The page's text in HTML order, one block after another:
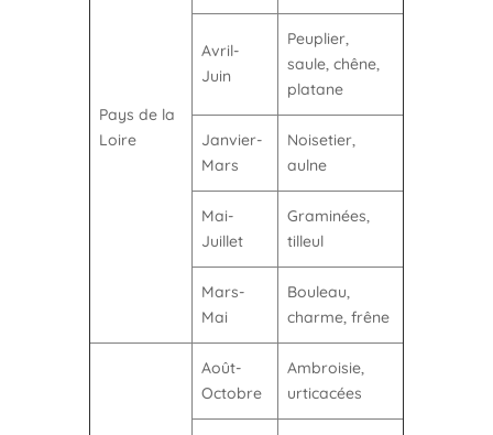
Pays de la
Loire
Avril-
Juin
Peuplier,
saule, chêne,
platane
Janvier-
Mars
Noisetier,
aulne
Mai-
Juillet
Graminées,
tilleul
Mars-
Mai
Bouleau,
charme, frêne
Août-
Octobre
Ambroisie,
urticacées